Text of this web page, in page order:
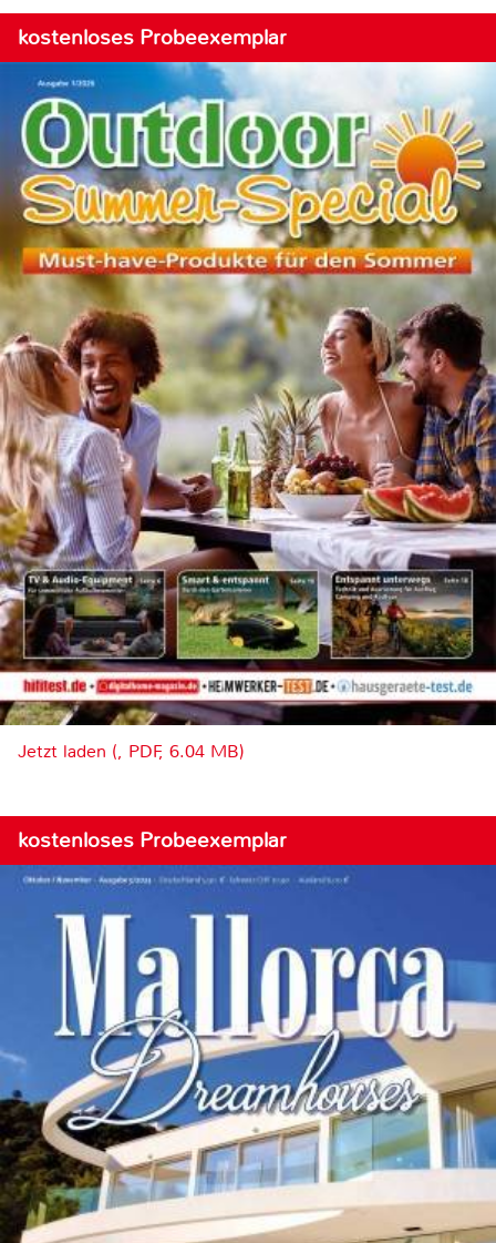
kostenloses Probeexemplar
Jetzt laden (, PDF, 6.04 MB)
kostenloses Probeexemplar